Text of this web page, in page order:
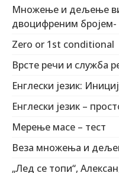
Множење и дељење
двоцифреним бројем-
Zero or 1st conditional
Врсте речи и служба
Енглески језик:
Енглески језик –
Мерење масе – тест
Веза множења и
„Лед се топи“,